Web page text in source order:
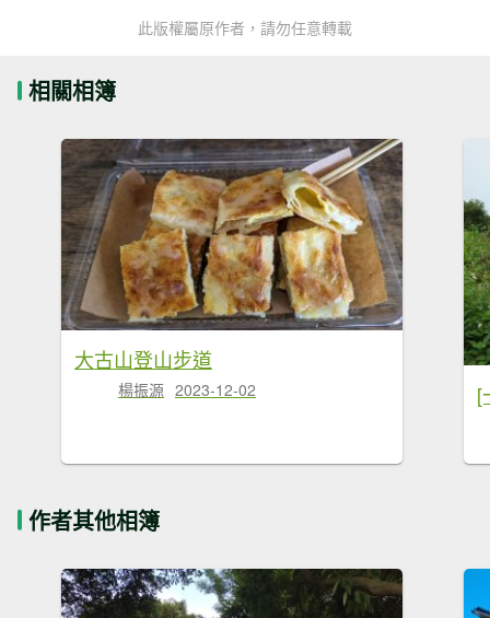
此版權屬原作者，請勿任意轉載
相關相簿
大古山登山步道
楊振源 2023-12-02
作者其他相簿